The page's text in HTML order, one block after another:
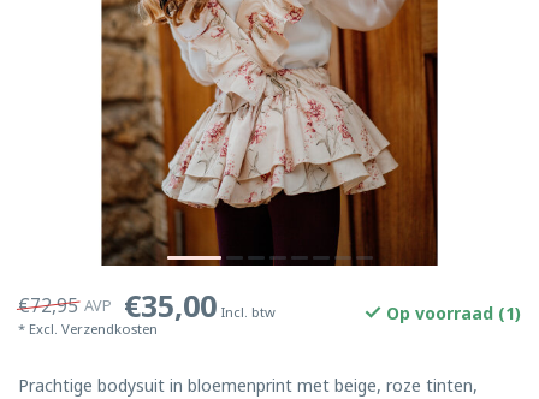
€72,95 AVP €35,00 Incl. btw
* Excl. Verzendkosten
Op voorraad (1)
Prachtige bodysuit in bloemenprint met beige, roze tinten,